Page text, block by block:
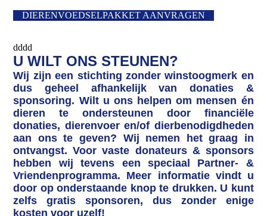
DIERENVOEDSELPAKKET AANVRAGEN
dddd
U WILT ONS STEUNEN?
Wij zijn een stichting zonder winstoogmerk en
dus geheel afhankelijk van donaties &
sponsoring. Wilt u ons helpen om mensen én
dieren te ondersteunen door financiële
donaties, dierenvoer en/of dierbenodigdheden
aan ons te geven? Wij nemen het graag in
ontvangst. Voor vaste donateurs & sponsors
hebben wij tevens een speciaal Partner- &
Vriendenprogramma. Meer informatie vindt u
door op onderstaande knop te drukken. U kunt
zelfs gratis sponsoren, dus zonder enige
kosten voor uzelf!